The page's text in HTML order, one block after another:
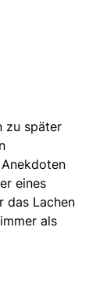
zu später
eines
das Lachen
als